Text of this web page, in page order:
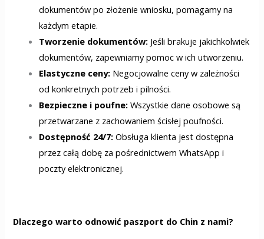
dokumentów po złożenie wniosku, pomagamy na
każdym etapie.
Tworzenie dokumentów: Jeśli brakuje jakichkolwiek
dokumentów, zapewniamy pomoc w ich utworzeniu.
Elastyczne ceny: Negocjowalne ceny w zależności
od konkretnych potrzeb i pilności.
Bezpieczne i poufne: Wszystkie dane osobowe są
przetwarzane z zachowaniem ścisłej poufności.
Dostępność 24/7: Obsługa klienta jest dostępna
przez całą dobę za pośrednictwem WhatsApp i
poczty elektronicznej.
Dlaczego warto odnowić paszport do Chin z nami?